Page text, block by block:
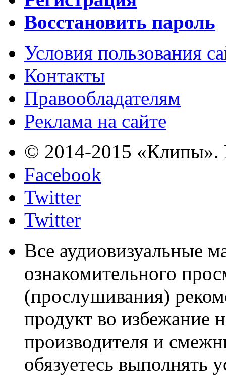
Восстановить пароль
Условия пользования
Контакты
Правообладателям
Реклама на сайте
© 2014-2015 «Клипы».
Facebook
Twitter
Twitter
Все аудиовизуальные
ознакомительного
(прослушивания)
продукт во избежание
производителя и
обязуетесь выполнять